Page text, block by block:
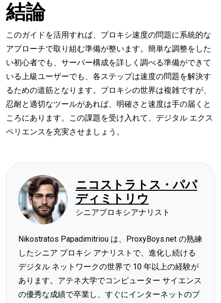
結論
このガイドを活用すれば、プロキシ速度の問題に系統的な
アプローチで取り組む準備が整います。簡単な調整をした
い初心者でも、サーバー構成を詳しく調べる準備ができて
いる上級ユーザーでも、各ステップは速度の問題を解決す
るための道筋となります。プロキシの世界は複雑ですが、
忍耐と適切なツールがあれば、明確さと速度は手の届くと
ころにあります。この課題を受け入れて、デジタル エクス
ペリエンスを充実させましょう。
ニコストラトス・パパ
ディミトリウ
シニアプロキシアナリスト
Nikostratos Papadimitriou は、ProxyBoys.net の熟練
したシニア プロキシ アナリストで、進化し続ける
デジタル ネットワークの世界で 10 年以上の経験が
あります。アテネ大学でコンピューター サイエンス
の優秀な成績で卒業し、すぐにインターネットのプ